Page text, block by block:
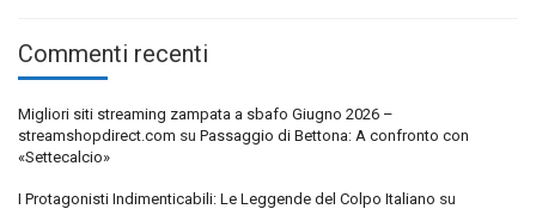
Commenti recenti
Migliori siti streaming zampata a sbafo Giugno 2026 –
streamshopdirect.com su Passaggio di Bettona: A confronto con
«Settecalcio»
I Protagonisti Indimenticabili: Le Leggende del Colpo Italiano su